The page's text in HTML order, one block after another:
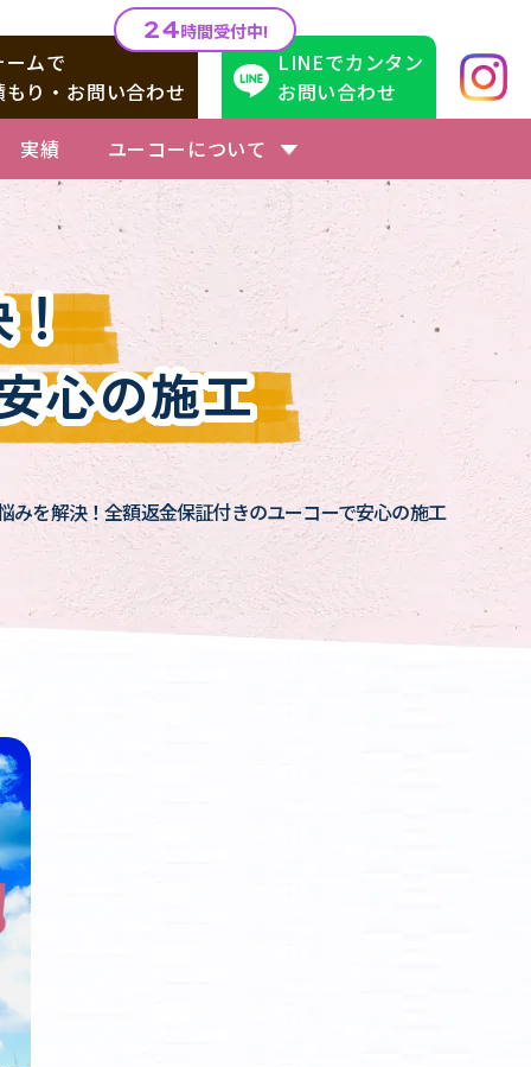
24時間受付中!
ムで
り・お問い合わせ
LINEでカンタン
お問い合わせ
実績
ユーコーについて
！
心の施工
みを解決！全額返金保証付きのユーコーで安心の施工